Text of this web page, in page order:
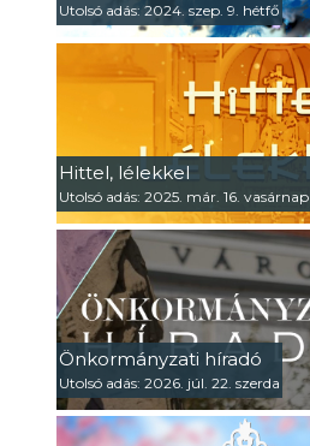
Utolsó adás: 2024. szep. 9. hétfő
Hittel, lélekkel
Utolsó adás: 2025. már. 16. vasárnap
Önkormányzati híradó
Utolsó adás: 2026. júl. 22. szerda